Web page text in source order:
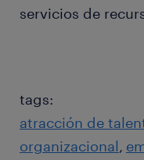
servicios de
tags:
atracción de
organizacional